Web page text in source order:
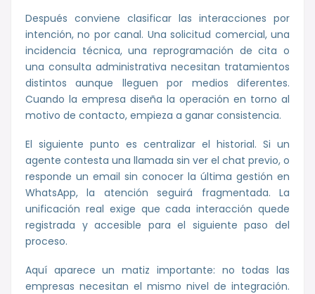
Después conviene clasificar las interacciones por
intención, no por canal. Una solicitud comercial, una
incidencia técnica, una reprogramación de cita o
una consulta administrativa necesitan tratamientos
distintos aunque lleguen por medios diferentes.
Cuando la empresa diseña la operación en torno al
motivo de contacto, empieza a ganar consistencia.
El siguiente punto es centralizar el historial. Si un
agente contesta una llamada sin ver el chat previo, o
responde un email sin conocer la última gestión en
WhatsApp, la atención seguirá fragmentada. La
unificación real exige que cada interacción quede
registrada y accesible para el siguiente paso del
proceso.
Aquí aparece un matiz importante: no todas las
empresas necesitan el mismo nivel de integración.